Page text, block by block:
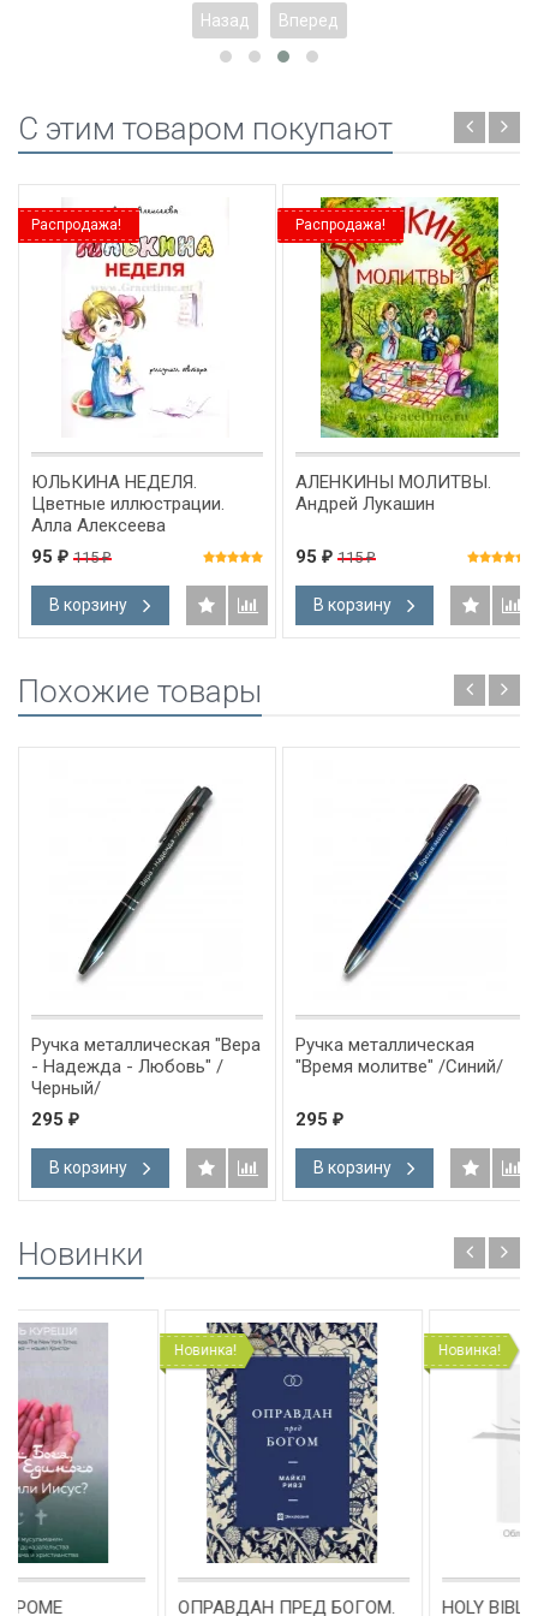
Назад Вперед
C этим товаром покупают
Распродажа!
ЮЛЬКИНА НЕДЕЛЯ.
Цветные иллюстрации.
Алла Алексеева
95 ₽ 115₽
В корзину
Распродажа!
АЛЕНКИНЫ МОЛИТВЫ.
Андрей Лукашин
95 ₽ 115₽
В корзину
Похожие товары
Ручка металлическая "Вера
- Надежда - Любовь" /
Черный/
295 ₽
В корзину
Ручка металлическая
"Время молитве" /Синий/
295 ₽
В корзину
Новинки
Новинка!
ОПРАВДАН ПРЕД БОГОМ.
Новинка!
HOLY BIBLE. King James